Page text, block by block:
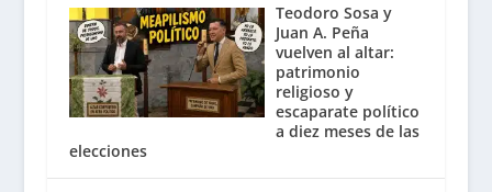
Teodoro Sosa y
Juan A. Peña
vuelven al altar:
patrimonio
religioso y
escaparate político
a diez meses de las
elecciones